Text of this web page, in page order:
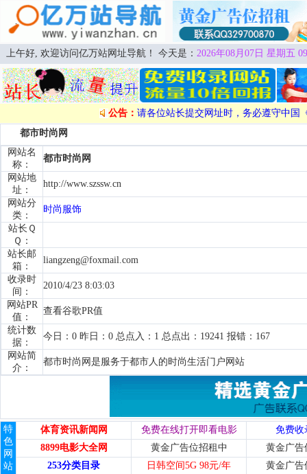
上午好, 欢迎访问亿万站网址导航！ 今天是： 2026年08月07日 星期五
公告： 请各位站长提交网址时，务必遵守中国
都市时尚网
网站名
称：
都市时尚网
网站地
址：
http://www.szssw.cn
网站分
类：
时尚服饰
站长Ｑ
Ｑ：
站长邮
箱：
liangzeng@foxmail.com
收录时
间：
2010/4/23 8:03:03
网站PR
值：
查看谷歌PR值
统计数
据：
今日：0 昨日：0 总点入：1 总点出：19241 报错：167
网站简
介：
都市时尚网是服务于都市人的时尚生活门户网站
特
色
网
站
体育资讯新闻网 免费在线打开即看电影
免费收
8899电影大全网
黄金广告位招租中
黄金广告
253分类目录
日韩空间5G 98元/年 黄金广告